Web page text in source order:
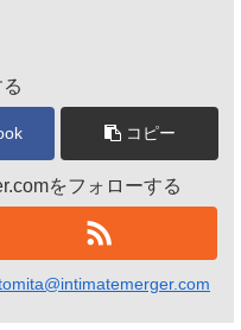
コピー
をフォローする